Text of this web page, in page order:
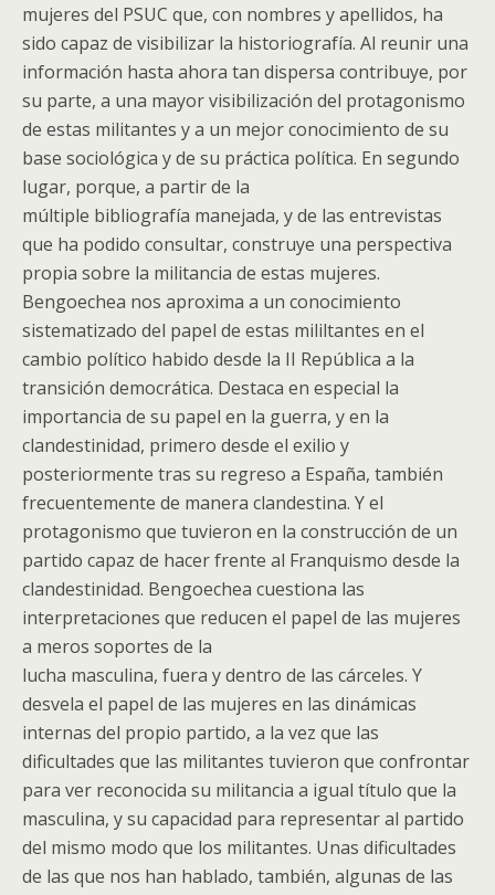
mujeres del PSUC que, con nombres y apellidos, ha
sido capaz de visibilizar la historiografía. Al reunir una
información hasta ahora tan dispersa contribuye, por
su parte, a una mayor visibilización del protagonismo
de estas militantes y a un mejor conocimiento de su
base sociológica y de su práctica política. En segundo
lugar, porque, a partir de la
múltiple bibliografía manejada, y de las entrevistas
que ha podido consultar, construye una perspectiva
propia sobre la militancia de estas mujeres.
Bengoechea nos aproxima a un conocimiento
sistematizado del papel de estas mililtantes en el
cambio político habido desde la II República a la
transición democrática. Destaca en especial la
importancia de su papel en la guerra, y en la
clandestinidad, primero desde el exilio y
posteriormente tras su regreso a España, también
frecuentemente de manera clandestina. Y el
protagonismo que tuvieron en la construcción de un
partido capaz de hacer frente al Franquismo desde la
clandestinidad. Bengoechea cuestiona las
interpretaciones que reducen el papel de las mujeres
a meros soportes de la
lucha masculina, fuera y dentro de las cárceles. Y
desvela el papel de las mujeres en las dinámicas
internas del propio partido, a la vez que las
dificultades que las militantes tuvieron que confrontar
para ver reconocida su militancia a igual título que la
masculina, y su capacidad para representar al partido
del mismo modo que los militantes. Unas dificultades
de las que nos han hablado, también, algunas de las